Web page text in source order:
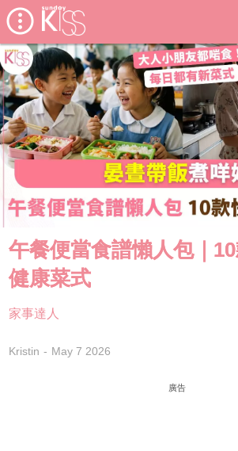
午餐便當食譜懶人包｜
健康菜式
家事達人
Kristin May 7 2026
廣告